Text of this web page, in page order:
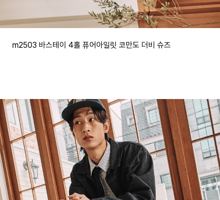
m2503 바스테이 4홀 퓨어아일릿 코만도 더비 슈즈